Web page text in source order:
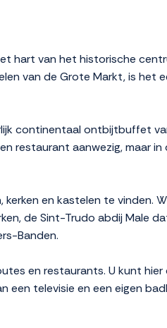
hart van het historische
van de Grote Markt, is het
continentaal ontbijtbuffet
restaurant aanwezig, maar
en kastelen te vinden.
de Sint-Trudo abdij Male
Banden.
en restaurants. U kunt
een televisie en een eigen